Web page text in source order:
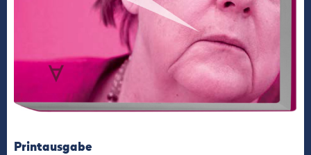
Printausgabe